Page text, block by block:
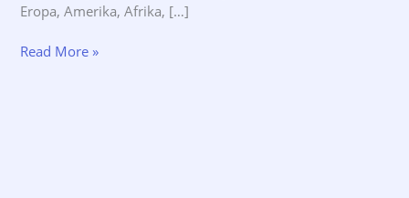
Eropa, Amerika, Afrika, […]
Syarat
Read More »